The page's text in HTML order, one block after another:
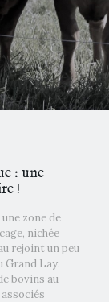
: une
!
zone de
nichée
rejoint un peu
Grand Lay.
bovins au